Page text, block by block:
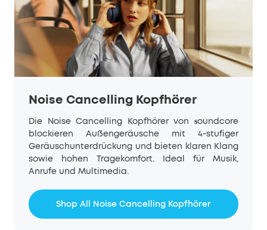
Noise Cancelling Kopfhörer
Die Noise Cancelling Kopfhörer von soundcore
blockieren Außengeräusche mit 4-stufiger
Geräuschunterdrückung und bieten klaren Klang
sowie hohen Tragekomfort. Ideal für Musik,
Anrufe und Multimedia.
Shop All Noise Cancelling Kopfhörer